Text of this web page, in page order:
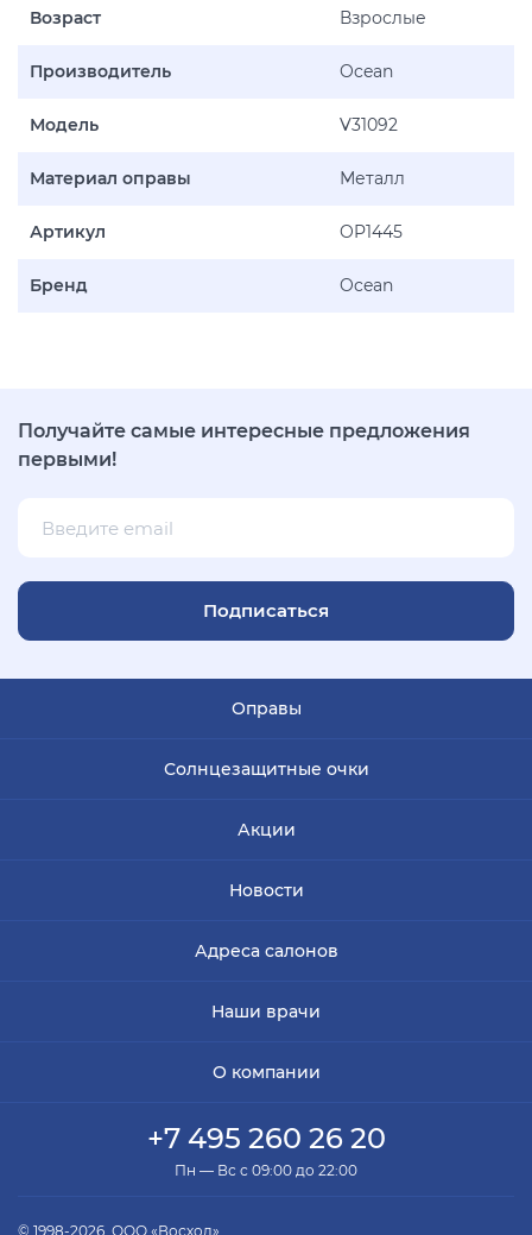
Возраст Взрослые
Производитель Ocean
Модель V31092
Материал оправы Металл
Артикул OP1445
Бренд Ocean
Получайте самые интересные предложения
первыми!
Подписаться
Оправы
Солнцезащитные очки
Акции
Новости
Адреса салонов
Наши врачи
О компании
+7 495 260 26 20
Пн — Вс с 09:00 до 22:00
© 1998-2026, ООО «Восход»